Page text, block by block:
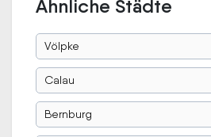
Ähnliche Städte
Völpke
Calau
Bernburg